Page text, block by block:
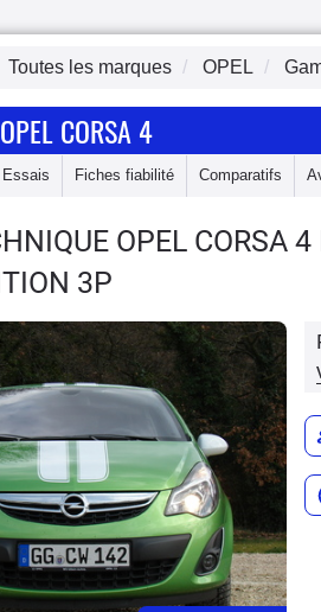
Toutes les marques OPEL
OPEL CORSA 4
Essais Fiches fiabilité Comparatifs
OPEL CORSA 4
3P